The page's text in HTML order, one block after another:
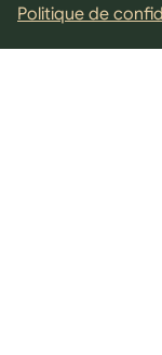
Politique de